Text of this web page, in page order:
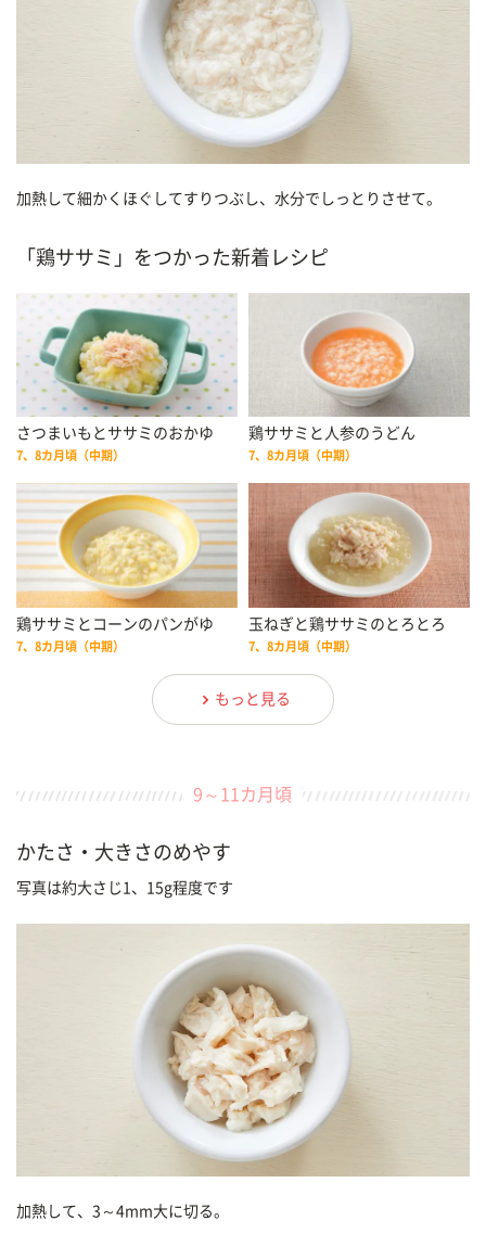
加熱して細かくほぐしてすりつぶし、水分でしっとりさせて。
「鶏ササミ」をつかった新着レシピ
さつまいもとササミのおかゆ
7、8カ月頃（中期）
鶏ササミと人参のうどん
7、8カ月頃（中期）
鶏ササミとコーンのパンがゆ
7、8カ月頃（中期）
玉ねぎと鶏ササミのとろとろ
7、8カ月頃（中期）
もっと見る
9～11カ月頃
かたさ・大きさのめやす
写真は約大さじ1、15g程度です
加熱して、3～4mm大に切る。